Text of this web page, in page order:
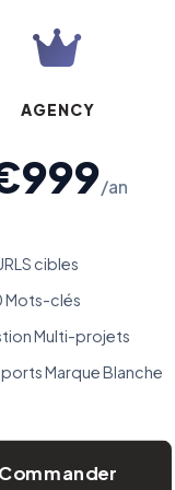
AGENCY
/an
cibles
Mots-clés
Multi-projets
Marque Blanche
Commander